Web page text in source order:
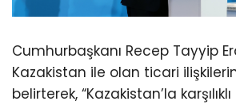
Cumhurbaşkanı Recep Tayyip
Kazakistan ile olan ticari
belirterek, “Kazakistan’la